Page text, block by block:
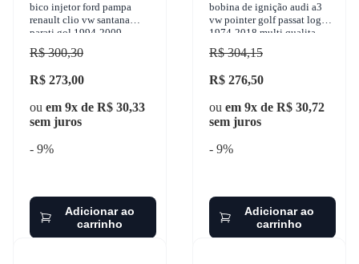
bico injetor ford pampa
renault clio vw santana
parati gol 1994-2009
magneti marelli - 50100202
R$ 300,30
R$ 273,00
ou em 9x de R$ 30,33
sem juros
- 9%
Adicionar ao
carrinho
bobina de ignição audi a3
vw pointer golf passat logus
1974-2018 multi qualita -
at0213
R$ 304,15
R$ 276,50
ou em 9x de R$ 30,72
sem juros
- 9%
Adicionar ao
carrinho